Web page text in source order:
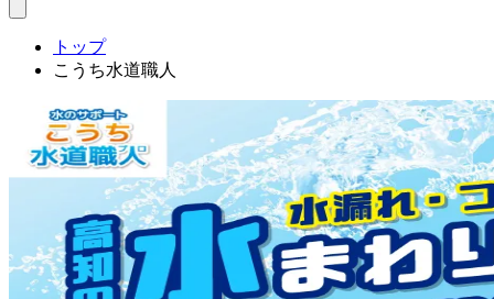
トップ
こうち水道職人